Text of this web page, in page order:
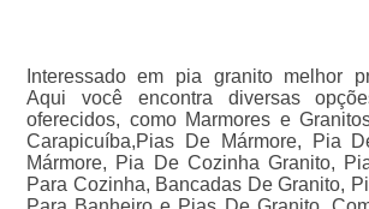
Interessado em pia granito melhor
Aqui você encontra diversas
oferecidos, como Marmores e
Carapicuíba,Pias De Mármore, Pia
Mármore, Pia De Cozinha Granito,
Para Cozinha, Bancadas De Granito,